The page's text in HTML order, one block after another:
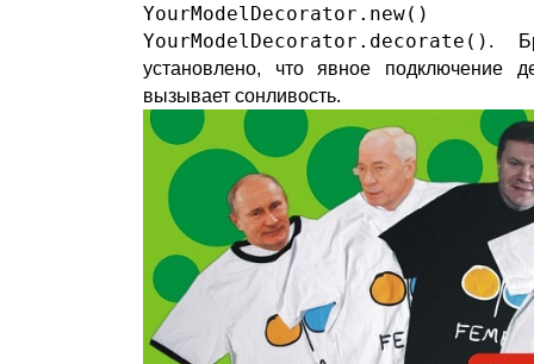
YourModelDecorator.new()
YourModelDecorator.decorate() .
установлено, что явное подключение
вызывает сонливость.